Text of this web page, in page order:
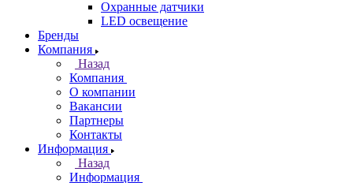
Охранные датчики
LED освещение
Бренды
Компания
Назад
Компания
О компании
Вакансии
Партнеры
Контакты
Информация
Назад
Информация